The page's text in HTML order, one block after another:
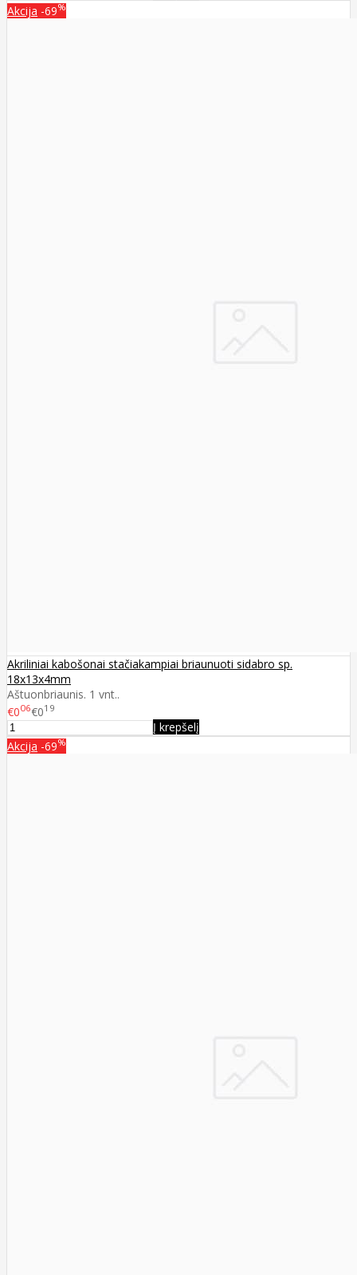
Akcija -69%
Akriliniai kabošonai stačiakampiai briaunuoti sidabro sp.
18x13x4mm
Aštuonbriaunis. 1 vnt..
€006€019
Į krepšelį
Akcija -69%